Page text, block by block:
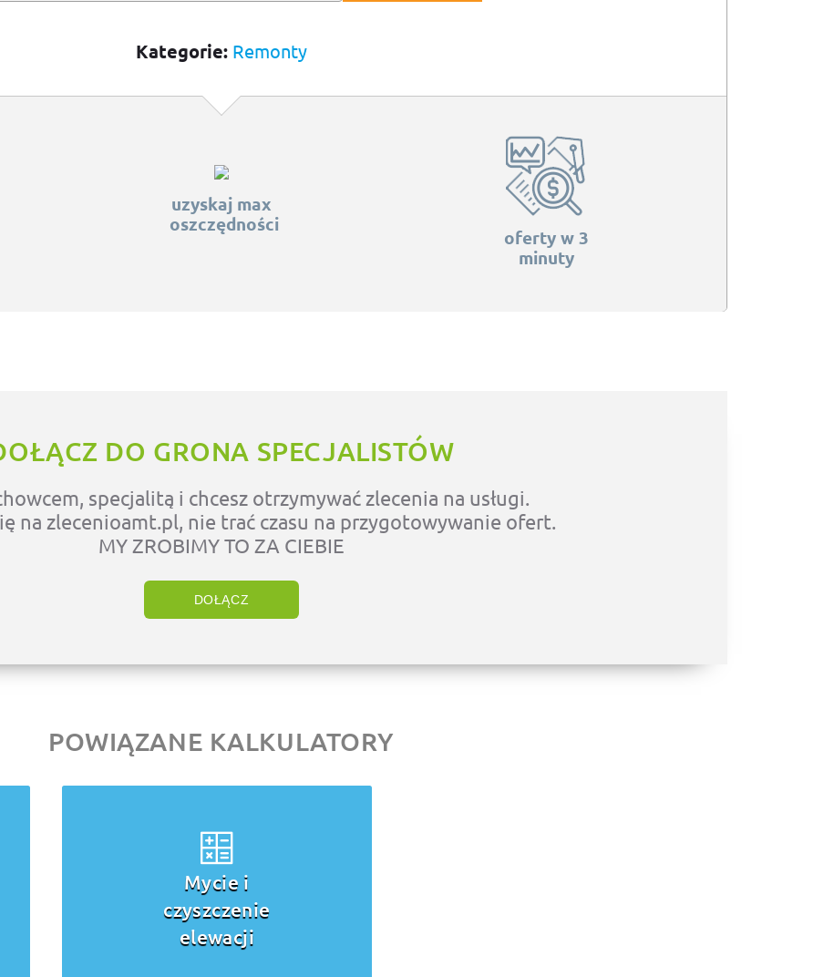
Kategorie: Remonty
uzyskaj max
oszczędności
oferty w 3
minuty
DO GRONA SPECJALISTÓW
specjalitą i chcesz otrzymywać zlecenia na usługi.
na zlecenioamt.pl, nie trać czasu na przygotowywanie ofert.
MY ZROBIMY TO ZA CIEBIE
DOŁĄCZ
POWIĄZANE KALKULATORY
Mycie i
czyszczenie
elewacji